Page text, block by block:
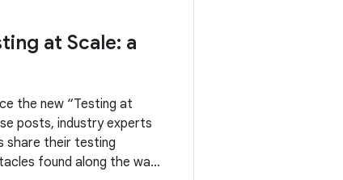
at Scale: a
the new “Testing at
posts, industry experts
share their testing
found along the way.